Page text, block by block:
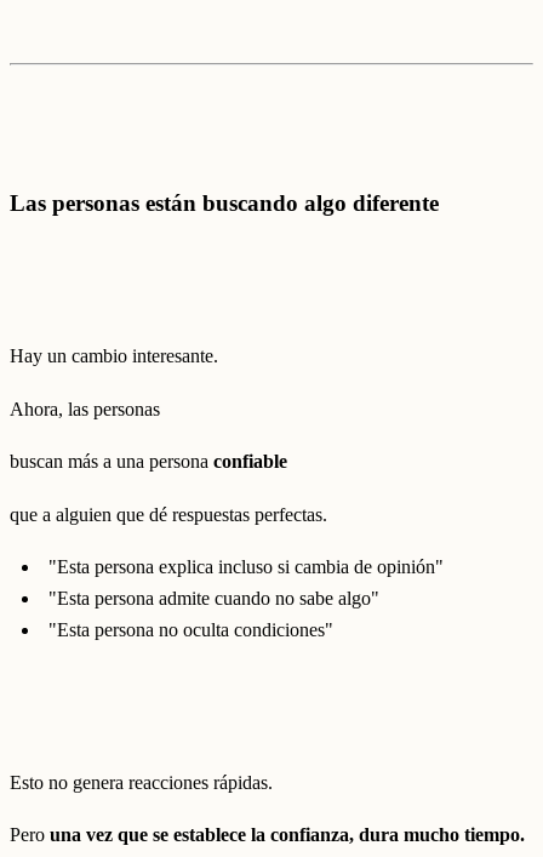
Las personas están buscando algo diferente
Hay un cambio interesante.
Ahora, las personas
buscan más a una persona confiable
que a alguien que dé respuestas perfectas.
"Esta persona explica incluso si cambia de opinión"
"Esta persona admite cuando no sabe algo"
"Esta persona no oculta condiciones"
Esto no genera reacciones rápidas.
Pero una vez que se establece la confianza, dura mucho tiempo.